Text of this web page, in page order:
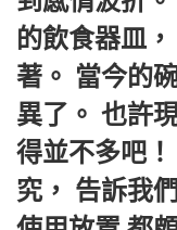
的飲食器皿
著。 當今的
異了。 也許
得並不多吧
究， 告訴我